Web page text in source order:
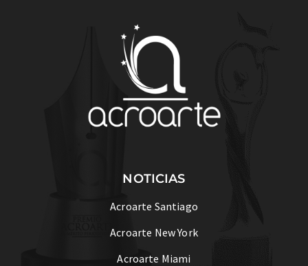
NOTICIAS
Acroarte Santiago
Acroarte New York
Acroarte Miami